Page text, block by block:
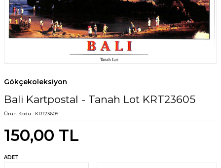
Gökçekoleksiyon
Bali Kartpostal - Tanah Lot KRT23605
Ürün Kodu : KRT23605
150,00 TL
ADET